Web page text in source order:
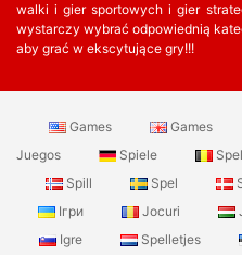
walki i gier sportowych i gier
wystarczy wybrać odpowiednią
aby grać w ekscytujące gry!!!
Games Games
Juegos
Spiele
Spill
Spel
Ігри
Jocuri
Igre
Spelletjes